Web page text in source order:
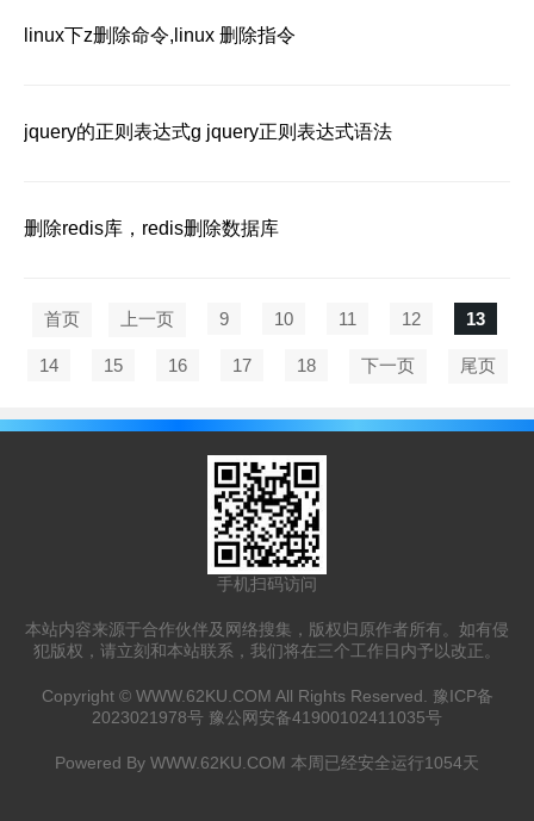
linux下z删除命令,linux 删除指令
jquery的正则表达式g jquery正则表达式语法
删除redis库，redis删除数据库
首页 上一页 9 10 11 12 13
14 15 16 17 18 下一页 尾页
手机扫码访问
本站内容来源于合作伙伴及网络搜集，版权归原作者所有。如有侵
犯版权，请立刻和本站联系，我们将在三个工作日内予以改正。
Copyright © WWW.62KU.COM All Rights Reserved. 豫ICP备
2023021978号 豫公网安备41900102411035号
Powered By WWW.62KU.COM 本周已经安全运行1054天